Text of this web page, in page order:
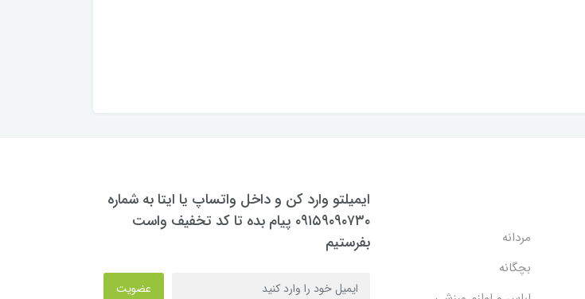
مردانه
بچگانه
ایمیلتو وارد کن و داخل واتساپ یا ایتا به شماره
۰۹۱۵۹۰۹۰۷۳۰ پیام بده تا کد تخفیف واست
بفرستیم
عضویت